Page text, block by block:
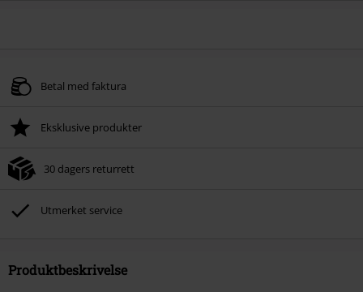
Betal med faktura
Eksklusive produkter
30 dagers returrett
Utmerket service
Produktbeskrivelse